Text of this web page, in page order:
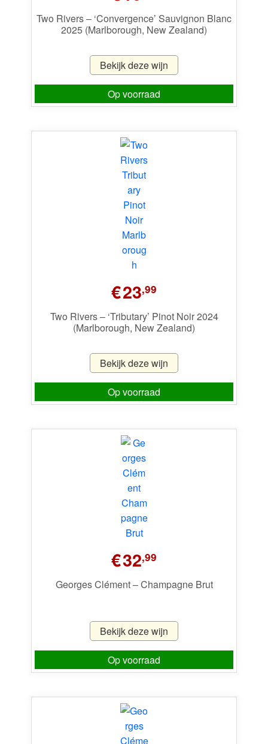
Two Rivers – ‘Convergence’ Sauvignon Blanc
2025 (Marlborough, New Zealand)
Bekijk deze wijn
Op voorraad
€23,99
Two Rivers – ‘Tributary’ Pinot Noir 2024
(Marlborough, New Zealand)
Bekijk deze wijn
Op voorraad
€32,99
Georges Clément – Champagne Brut
Bekijk deze wijn
Op voorraad